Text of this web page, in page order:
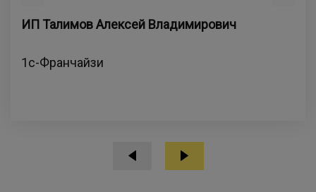
ИП Талимов Алексей Владимирович
1с-Франчайзи